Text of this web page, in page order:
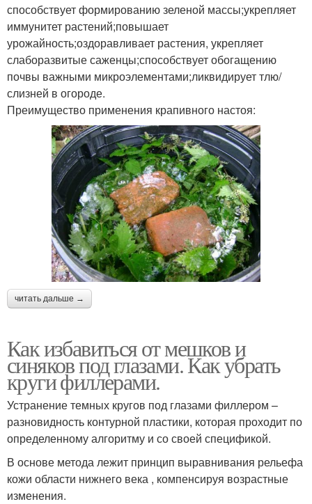
способствует формированию зеленой массы;укрепляет
иммунитет растений;повышает
урожайность;оздоравливает растения, укрепляет
слаборазвитые саженцы;способствует обогащению
почвы важными микроэлементами;ликвидирует тлю/
слизней в огороде.
Преимущество применения крапивного настоя:
читать дальше →
Как избавиться от мешков и
синяков под глазами. Как убрать
круги филлерами.
Устранение темных кругов под глазами филлером –
разновидность контурной пластики, которая проходит по
определенному алгоритму и со своей спецификой.
В основе метода лежит принцип выравнивания рельефа
кожи области нижнего века , компенсируя возрастные
изменения.